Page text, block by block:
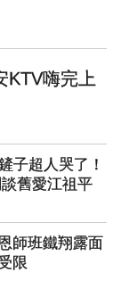
KTV嗨完上
子超人哭了！
舊愛江祖平
師班鐵翔露面
限